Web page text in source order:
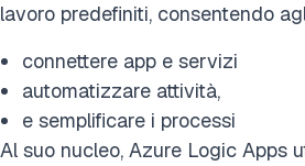
lavoro predefiniti, consentendo
connettere app e servizi
automatizzare attività,
e semplificare i processi
Al suo nucleo, Azure Logic Apps